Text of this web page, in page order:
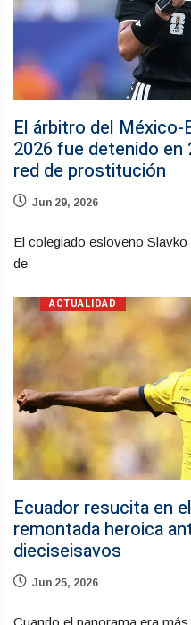
El árbitro del México-
2026 fue detenido en
red de prostitución
Jun 29, 2026
El colegiado esloveno
de
ACTUALIDAD
Ecuador resucita en
remontada heroica
dieciseisavos
Jun 25, 2026
Cuando el panorama era